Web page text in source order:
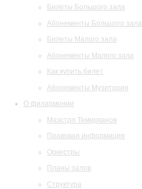
Билеты Большого зала
Абонементы Большого зала
Билеты Малого зала
Абонементы Малого зала
Как купить билет
Абонементы Музитория
О филармонии
Маэстро Темирканов
Правовая информация
Оркестры
Планы залов
Структура